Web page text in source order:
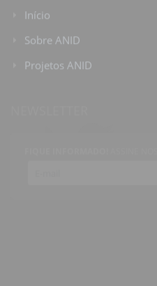
Início
Sobre ANID
Projetos ANID